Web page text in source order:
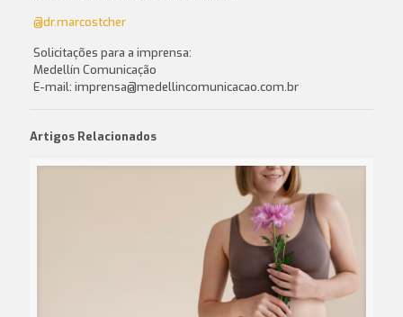
@dr.marcostcher
Solicitações para a imprensa:
Medellín Comunicação
E-mail: imprensa@medellincomunicacao.com.br
Artigos Relacionados